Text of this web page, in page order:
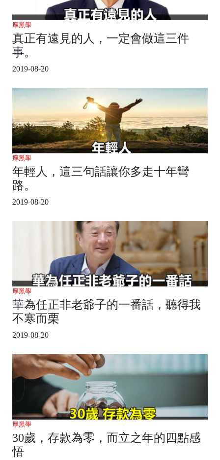
厚黑學
真正有遠見的人，一定會做這三件
事。
2019-08-20
厚黑學
年輕人，這三句話讓你多走十年彎
路。
2019-08-20
厚黑學
華為任正非老爺子的一番話，聽得我
不寒而栗
2019-08-20
厚黑學
30歲，存款為零，而立之年的四點感
悟